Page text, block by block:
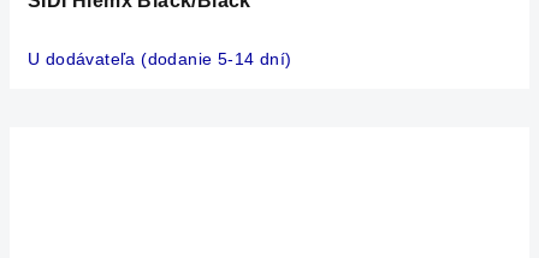
U dodávateľa (dodanie 5-14 dní)